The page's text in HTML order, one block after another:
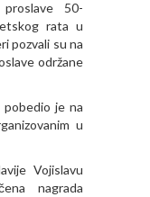
50-
rata u
pozvali su na
održane
pobedio je na
u
Vojislavu
nagrada